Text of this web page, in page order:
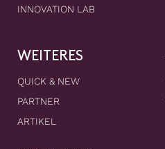
INNOVATION LAB
WEITERES
QUICK & NEW
PARTNER
ARTIKEL